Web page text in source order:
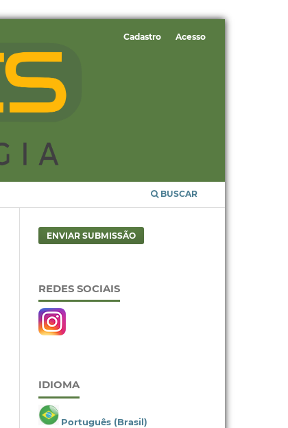
BUSCAR
Cadastro Acesso
ENVIAR SUBMISSÃO
REDES SOCIAIS
IDIOMA
Português (Brasil)